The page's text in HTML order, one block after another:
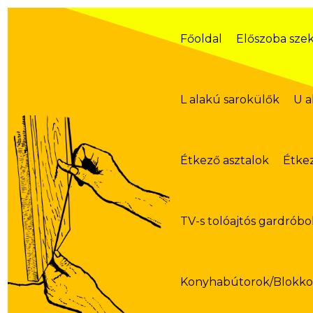
Skip
Főoldal Előszoba
L alakú sarokülők U
Étkező asztalok
TV-s tolóajtós
Konyhabútorok/